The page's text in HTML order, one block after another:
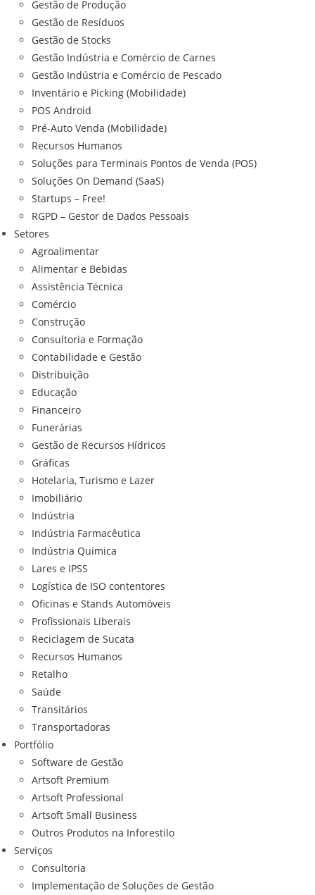
Gestão de Produção
Gestão de Resíduos
Gestão de Stocks
Gestão Indústria e Comércio de Carnes
Gestão Indústria e Comércio de Pescado
Inventário e Picking (Mobilidade)
POS Android
Pré-Auto Venda (Mobilidade)
Recursos Humanos
Soluções para Terminais Pontos de Venda (POS)
Soluções On Demand (SaaS)
Startups – Free!
RGPD – Gestor de Dados Pessoais
Setores
Agroalimentar
Alimentar e Bebidas
Assistência Técnica
Comércio
Construção
Consultoria e Formação
Contabilidade e Gestão
Distribuição
Educação
Financeiro
Funerárias
Gestão de Recursos Hídricos
Gráficas
Hotelaria, Turismo e Lazer
Imobiliário
Indústria
Indústria Farmacêutica
Indústria Química
Lares e IPSS
Logística de ISO contentores
Oficinas e Stands Automóveis
Profissionais Liberais
Reciclagem de Sucata
Recursos Humanos
Retalho
Saúde
Transitários
Transportadoras
Portfólio
Software de Gestão
Artsoft Premium
Artsoft Professional
Artsoft Small Business
Outros Produtos na Inforestilo
Serviços
Consultoria
Implementação de Soluções de Gestão